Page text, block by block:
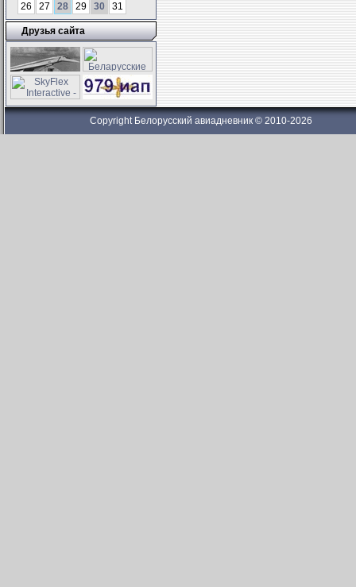
26
27 28 29 30 31
Друзья сайта
Copyright Белорусский авиадневник © 2010-2026